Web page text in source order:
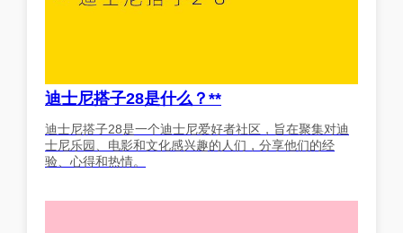
迪士尼搭子28是什么？**
迪士尼搭子28是一个迪士尼爱好者社区，旨在聚集对迪
士尼乐园、电影和文化感兴趣的人们，分享他们的经
验、心得和热情。